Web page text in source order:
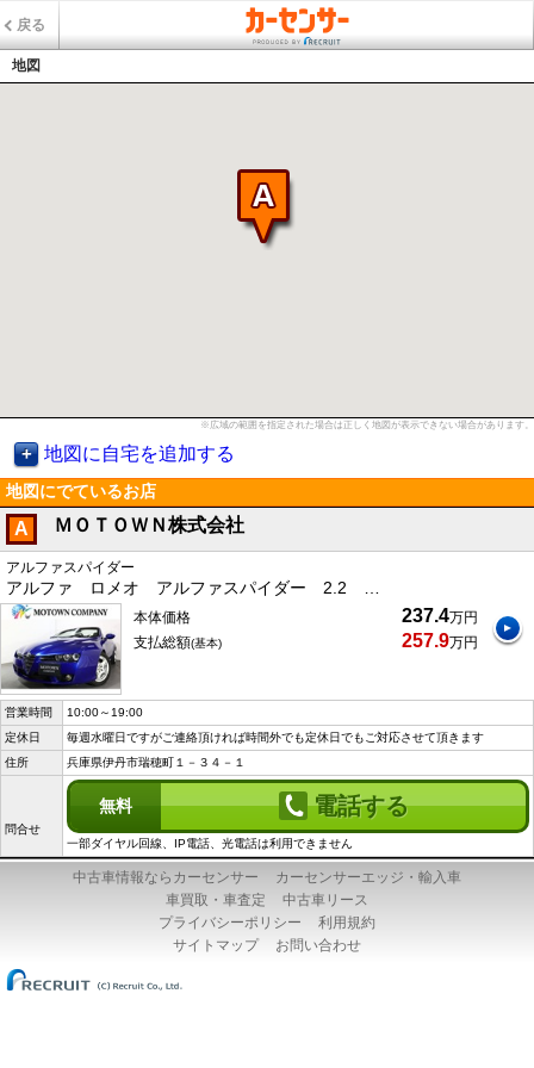
戻る
地図
※広域の範囲を指定された場合は正しく地図が表示できない場合があります。
地図に自宅を追加する
地図にでているお店
A ＭＯＴＯＷＮ株式会社
アルファスパイダー
アルファ ロメオ アルファスパイダー 2.2 …
本体価格 237.4万円
支払総額(基本) 257.9万円
営業時間
10:00～19:00
定休日
毎週水曜日ですがご連絡頂ければ時間外でも定休日でもご対応させて頂きます
住所
兵庫県伊丹市瑞穂町１－３４－１
問合せ
無料 電話する
一部ダイヤル回線、IP電話、光電話は利用できません
中古車情報ならカーセンサー
カーセンサーエッジ・輸入車
車買取・車査定
中古車リース
プライバシーポリシー
利用規約
サイトマップ
お問い合わせ